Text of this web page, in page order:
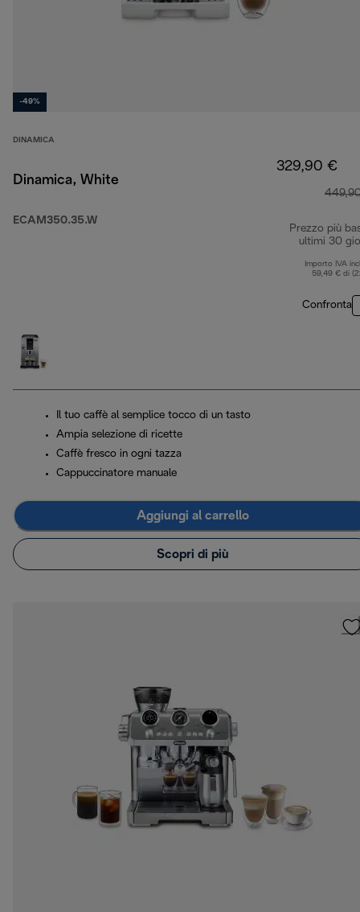
-49%
DINAMICA
Dinamica, White
ECAM350.35.W
329,90 €
Prezzo più
ultimi 30
Importo IVA
59,49 € di
Confronta
Il tuo caffè al semplice tocco di un tasto
Ampia selezione di ricette
Caffè fresco in ogni tazza
Cappuccinatore manuale
Aggiungi al carrello
Scopri di più